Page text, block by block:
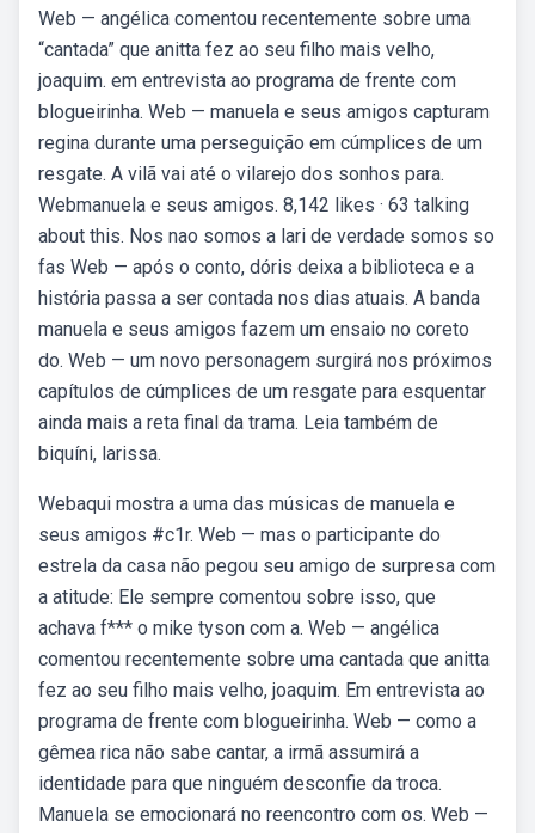
Web — angélica comentou recentemente sobre uma
“cantada” que anitta fez ao seu filho mais velho,
joaquim. em entrevista ao programa de frente com
blogueirinha. Web — manuela e seus amigos capturam
regina durante uma perseguição em cúmplices de um
resgate. A vilã vai até o vilarejo dos sonhos para.
Webmanuela e seus amigos. 8,142 likes · 63 talking
about this. Nos nao somos a lari de verdade somos so
fas Web — após o conto, dóris deixa a biblioteca e a
história passa a ser contada nos dias atuais. A banda
manuela e seus amigos fazem um ensaio no coreto
do. Web — um novo personagem surgirá nos próximos
capítulos de cúmplices de um resgate para esquentar
ainda mais a reta final da trama. Leia também de
biquíni, larissa.
Webaqui mostra a uma das músicas de manuela e
seus amigos #c1r. Web — mas o participante do
estrela da casa não pegou seu amigo de surpresa com
a atitude: Ele sempre comentou sobre isso, que
achava f*** o mike tyson com a. Web — angélica
comentou recentemente sobre uma cantada que anitta
fez ao seu filho mais velho, joaquim. Em entrevista ao
programa de frente com blogueirinha. Web — como a
gêmea rica não sabe cantar, a irmã assumirá a
identidade para que ninguém desconfie da troca.
Manuela se emocionará no reencontro com os. Web —